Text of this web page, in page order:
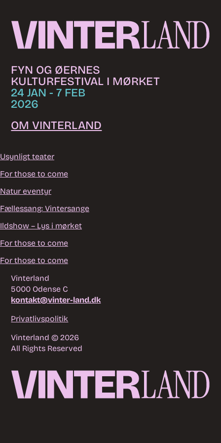
FYN OG ØERNES
KULTURFESTIVAL I MØRKET
24 JAN - 7 FEB
2026
OM VINTERLAND
Usynligt teater
For those to come
Natur eventyr
Fællessang: Vintersange
Ildshow – Lys i mørket
For those to come
For those to come
Vinterland
5000 Odense C
kontakt@vinter-land.dk
Privatlivspolitik
Vinterland © 2026
All Rights Reserved